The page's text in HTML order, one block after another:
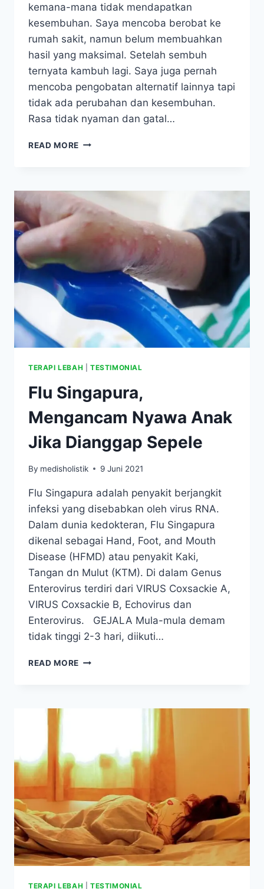
kemana-mana tidak mendapatkan
kesembuhan. Saya mencoba berobat ke
rumah sakit, namun belum membuahkan
hasil yang maksimal. Setelah sembuh
ternyata kambuh lagi. Saya juga pernah
mencoba pengobatan alternatif lainnya tapi
tidak ada perubahan dan kesembuhan.
Rasa tidak nyaman dan gatal…
READ MORE KEPUTIHAN/FLUOR
MENDERITA,
HAMPIR
ASA
TERAPI LEBAH TESTIMONIAL
Flu Singapura,
Mengancam Nyawa Anak
Jika Dianggap Sepele
By medisholistik 9 Juni 2021
Flu Singapura adalah penyakit berjangkit
infeksi yang disebabkan oleh virus RNA.
Dalam dunia kedokteran, Flu Singapura
dikenal sebagai Hand, Foot, and Mouth
Disease (HFMD) atau penyakit Kaki,
Tangan dn Mulut (KTM). Di dalam Genus
Enterovirus terdiri dari VIRUS Coxsackie A,
VIRUS Coxsackie B, Echovirus dan
Enterovirus. GEJALA Mula-mula demam
tidak tinggi 2-3 hari, diikuti…
READ MORE FLU
TERAPI LEBAH TESTIMONIAL